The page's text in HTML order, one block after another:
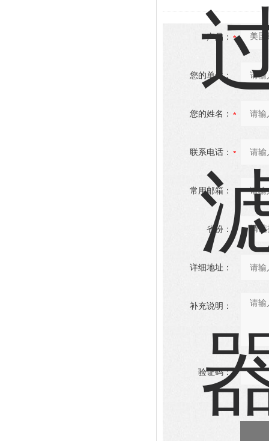
产品：
您的单位：
您的姓名：
联系电话：
常用邮箱：
省份：
详细地址：
补充说明：
验证码：